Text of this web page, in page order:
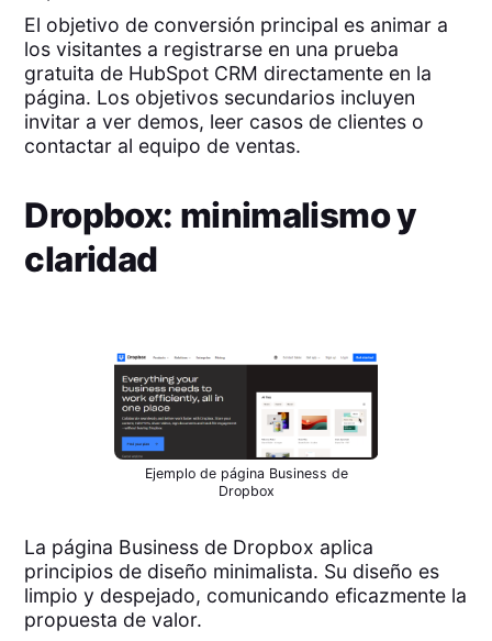
El objetivo de conversión principal es animar a
los visitantes a registrarse en una prueba
gratuita de HubSpot CRM directamente en la
página. Los objetivos secundarios incluyen
invitar a ver demos, leer casos de clientes o
contactar al equipo de ventas.
Dropbox: minimalismo y
claridad
Ejemplo de página Business de
Dropbox
La página Business de Dropbox aplica
principios de diseño minimalista. Su diseño es
limpio y despejado, comunicando eficazmente la
propuesta de valor.